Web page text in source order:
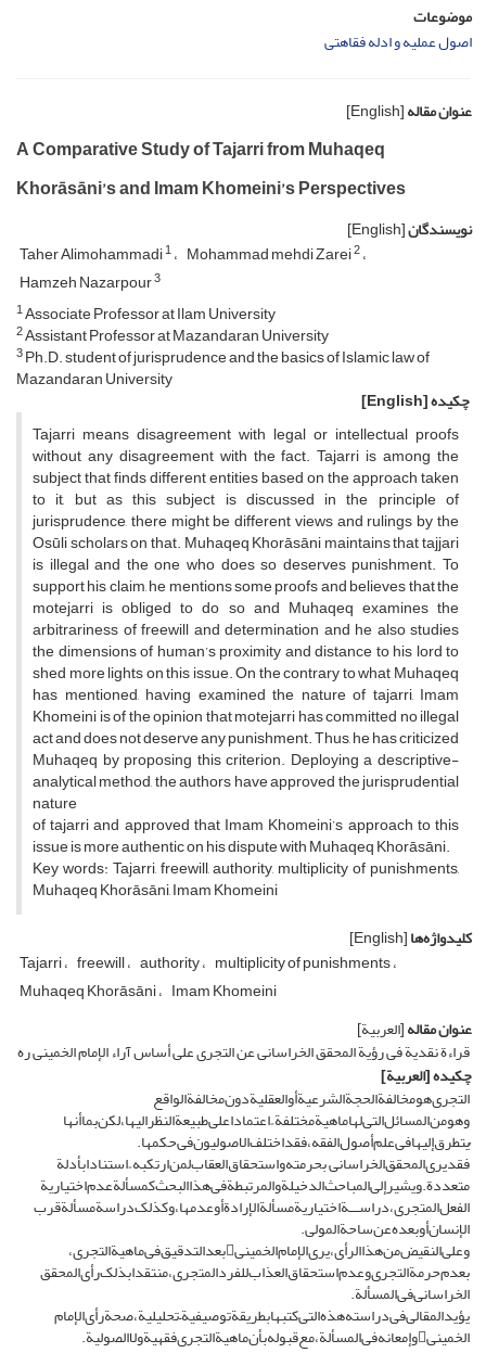
موضوعات
اصول عملیه و ادله فقاهتی
عنوان مقاله[English]
A Comparative Study of Tajarri from Muhaqeq
Khorāsāni’s and Imam Khomeini’s Perspectives
نویسندگان[English]
Taher Alimohammadi1 Mohammad mehdi Zarei2
Hamzeh Nazarpour3
1Associate Professor at Ilam University
2Assistant Professor at Mazandaran University
3Ph.D. student of jurisprudence and the basics of Islamic law of
Mazandaran University
چکیده[English]
Tajarri means disagreement with legal or intellectual proofs
without any disagreement with the fact. Tajarri is among the
subject that finds different entities based on the approach taken
to it, but as this subject is discussed in the principle of
jurisprudence, there might be different views and rulings by the
Osūli scholars on that. Muhaqeq Khorāsāni maintains that tajjari
is illegal and the one who does so deserves punishment. To
support his claim, he mentions some proofs and believes that the
motejarri is obliged to do so and Muhaqeq examines the
arbitrariness of freewill and determination and he also studies
the dimensions of human’s proximity and distance to his lord to
shed more lights on this issue. On the contrary to what Muhaqeq
has mentioned, having examined the nature of tajarri, Imam
Khomeini is of the opinion that motejarri has committed no illegal
act and does not deserve any punishment. Thus, he has criticized
Muhaqeq by proposing this criterion. Deploying a descriptive-
analytical method, the authors have approved the jurisprudential
nature
of tajarri and approved that Imam Khomeini’s approach to this
issue is more authentic on his dispute with Muhaqeq Khorāsāni.
Key words: Tajarri, freewill, authority, multiplicity of punishments,
Muhaqeq Khorāsāni, Imam Khomeini
کلیدواژه‌ها[English]
Tajarri freewill authority multiplicity of punishments
Muhaqeq Khorāsāni Imam Khomeini
عنوان مقاله[العربیة]
قراءة نقدیة فی رؤیة المحقق الخراسانی عن التجری علی أساس آراء الإمام الخمینی ره
چکیده[العربیة]
التجری‌هو‌مخالفة‌الحجة‌الشرعیة‌أو‌العقلیة‌دون‌مخالفة‌الواقع
وهو‌من‌المسائل‌التی‌لها‌ماهیة‌مختلفة‌ ً اعتمادا‌علی‌طبیعة‌النظر‌الیها،‌لکن‌بما‌أنها‌
ُیتطرق‌إلیها‌فی‌علم‌أصول‌الفقه،‌فقد‌اختلف‌الاصولیون‌فی‌حکمها.
فقد‌یری‌المحقق‌الخراسانی‌ بحرمته‌واستحقاق‌العقاب‌لمن‌ارتکبه‌ ً استنادا‌بأدلة‌
متعددة.‌ویشیر‌إلی‌المباحث‌الدخیلة‌والمرتبطة‌فی‌هذا‌البحث‌کمسألة‌عدم‌اختیاریة‌
الفعل‌المتجری،‌دراســـة‌اختیاریة‌مسألة‌الإرادة‌أو‌عدمها،‌وکذلک‌دراسة‌مسألة‌قرب‌
الإنسان‌أو‌بعده‌عن‌ساحة‌المولی‌.
وعلی‌النقیض‌من‌هذا‌الرأی،‌یری‌الإمام‌الخمینی‌بعد‌التدقیق‌فی‌ماهیة‌التجری،‌
بعدم‌حرمة‌التجری‌وعدم‌استحقاق‌العذاب‌للفرد‌المتجری،‌منتقدا‌بذلک‌رأی‌المحقق‌
الخراسانی‌فی‌المسألة.
یؤید‌المقالی‌فی‌دراسته‌هذه‌التی‌کتبها‌بطریقة‌توصیفیة‌–‌تحلیلیة،‌صحة‌رأی‌الإمام‌
الخمینی‌وإمعانه‌فی‌المسألة،‌مع‌قبوله‌بأن‌ماهیة‌التجری‌فقهیة‌ولا‌الصولیة.